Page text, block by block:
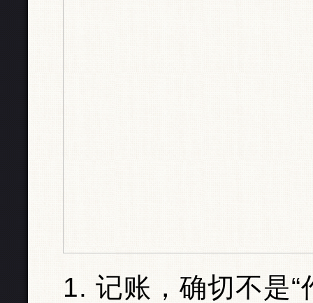
1. 记账，确切不是“